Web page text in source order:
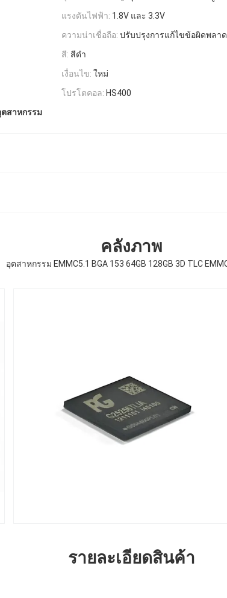
แรงดันไฟฟ้า: 1.8V และ 3.3V
ความน่าเชื่อถือ: ปรับปรุงการแก้ไขข้อผิดพลา
สี: สีดำ
เงื่อนไข: ใหม่
โปรโตคอล: HS400
สาหกรรม
คลังภาพ
อุตสาหกรรม EMMC5.1 BGA 153 64GB 128GB 3D TLC
รายละเอียดสินค้า